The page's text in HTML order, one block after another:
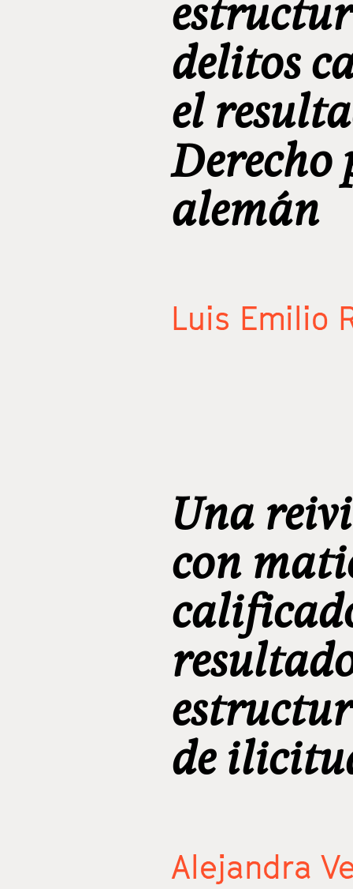
delitos
el
Derecho
alemán
Luis Emilio
Una
con
de
Alejandra